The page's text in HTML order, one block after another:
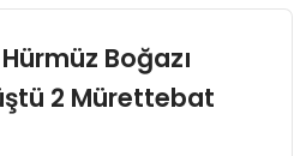
Boğazı
2 Mürettebat